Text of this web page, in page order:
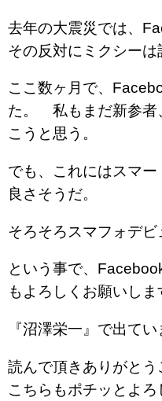
去年の大震災では、
その反対にミクシーは
ここ数ヶ月で、
た。 私もまだ新参者
こうと思う。
でも、これにはスマ
良さそうだ。
そろそろスマフォデビ
という事で、
もよろしくお願いしま
『沼澤栄一』で出てい
読んで頂きありがと
こちらもポチッとよろ